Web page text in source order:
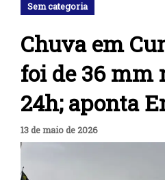
Sem categoria
Chuva em
foi de 36 mm
24h; aponta
13 de maio de 2026